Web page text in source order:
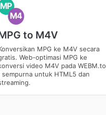
MP
M4
to M4V
MPG ke M4V secara
Web-optimasi MPG ke
video M4V pada WEBM.to
sempurna untuk HTML5 dan